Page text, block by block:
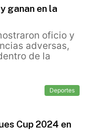
ganan en la
oficio y
adversas,
de la
Deportes
Cup 2024 en